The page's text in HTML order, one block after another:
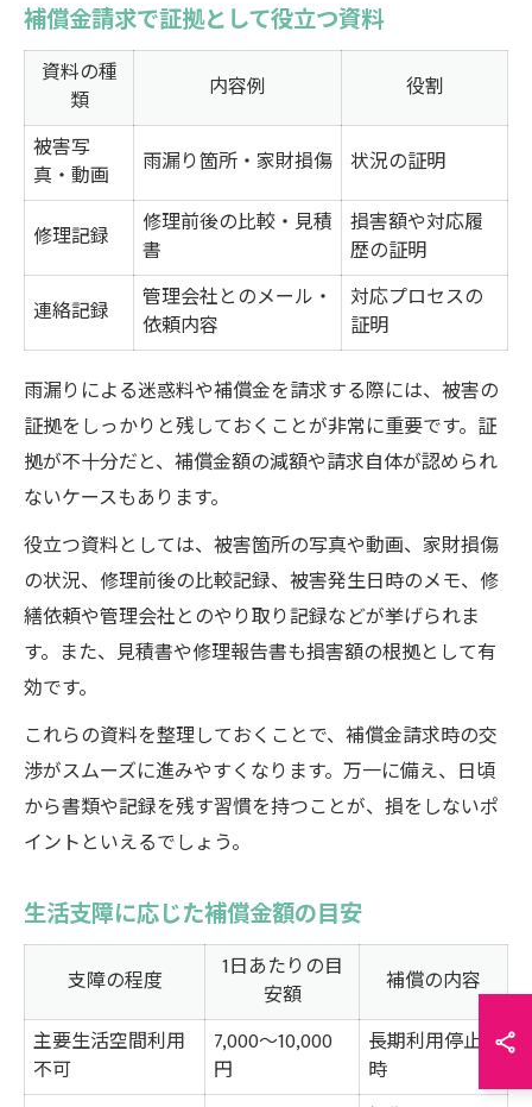
補償金請求で証拠として役立つ資料
資料の種
類
内容例
役割
被害写
真・動画
雨漏り箇所・家財損傷 状況の証明
修理記録
修理前後の比較・見積
書
損害額や対応履
歴の証明
連絡記録
管理会社とのメール・
依頼内容
対応プロセスの
証明
雨漏りによる迷惑料や補償金を請求する際には、被害の
証拠をしっかりと残しておくことが非常に重要です。証
拠が不十分だと、補償金額の減額や請求自体が認められ
ないケースもあります。
役立つ資料としては、被害箇所の写真や動画、家財損傷
の状況、修理前後の比較記録、被害発生日時のメモ、修
繕依頼や管理会社とのやり取り記録などが挙げられま
す。また、見積書や修理報告書も損害額の根拠として有
効です。
これらの資料を整理しておくことで、補償金請求時の交
渉がスムーズに進みやすくなります。万一に備え、日頃
から書類や記録を残す習慣を持つことが、損をしないポ
イントといえるでしょう。
生活支障に応じた補償金額の目安
支障の程度
1日あたりの目
安額
補償の内容
主要生活空間利用
不可
7,000～10,000
円
長期利用停止
時